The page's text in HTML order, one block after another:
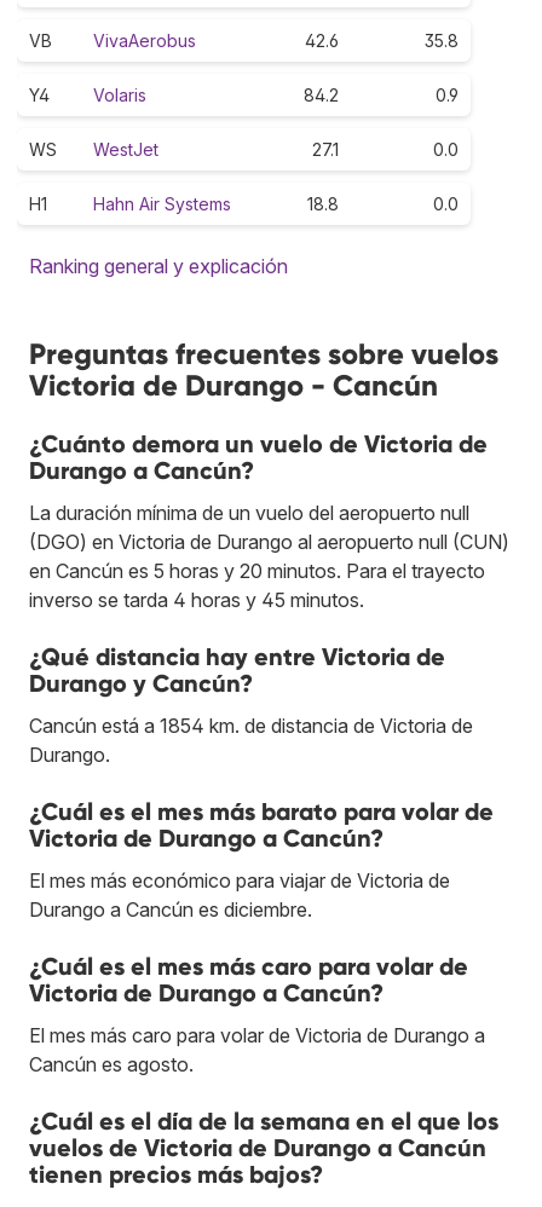
VB VivaAerobus 42.6 35.8
Y4 Volaris 84.2 0.9
WS WestJet 27.1 0.0
H1 Hahn Air Systems 18.8 0.0
Ranking general y explicación
Preguntas frecuentes sobre vuelos
Victoria de Durango - Cancún
¿Cuánto demora un vuelo de Victoria de
Durango a Cancún?
La duración mínima de un vuelo del aeropuerto null
(DGO) en Victoria de Durango al aeropuerto null (CUN)
en Cancún es 5 horas y 20 minutos. Para el trayecto
inverso se tarda 4 horas y 45 minutos.
¿Qué distancia hay entre Victoria de
Durango y Cancún?
Cancún está a 1854 km. de distancia de Victoria de
Durango.
¿Cuál es el mes más barato para volar de
Victoria de Durango a Cancún?
El mes más económico para viajar de Victoria de
Durango a Cancún es diciembre.
¿Cuál es el mes más caro para volar de
Victoria de Durango a Cancún?
El mes más caro para volar de Victoria de Durango a
Cancún es agosto.
¿Cuál es el día de la semana en el que los
vuelos de Victoria de Durango a Cancún
tienen precios más bajos?